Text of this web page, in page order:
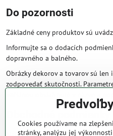
Do pozornosti
Základné ceny produktov sú
Informujte sa o dodacích
dopravného a balného.
Obrázky dekorov a tovarov sú len
zodpovedať skutočnosti.
Obchodné podmienky
Cookies používame na
stránky, analýzu jej